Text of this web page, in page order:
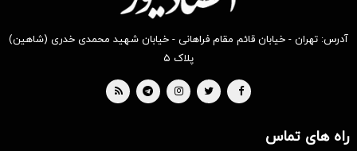
آدرس: تهران - خیابان قائم مقام فراهانی - خیابان شهید محمدی خدری (شاهین)
پلاک ۵
راه های تماس